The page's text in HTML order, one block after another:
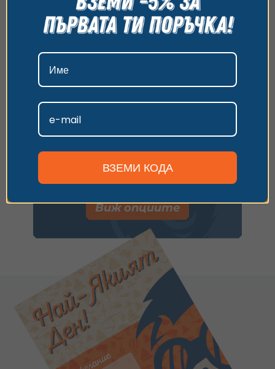
Виж опциите
Имаш универсален ваучер
иливаучер за друго преживяване?
Имаш код за отстъпка? Използвай го по
време на плащането.
Виж опциите
изберете предпочитания. За повече информация
относно начина, по който обработваме вашите
данни, моля, посетете нашата страница за
поверителност.
ВЗЕМИ КОДА